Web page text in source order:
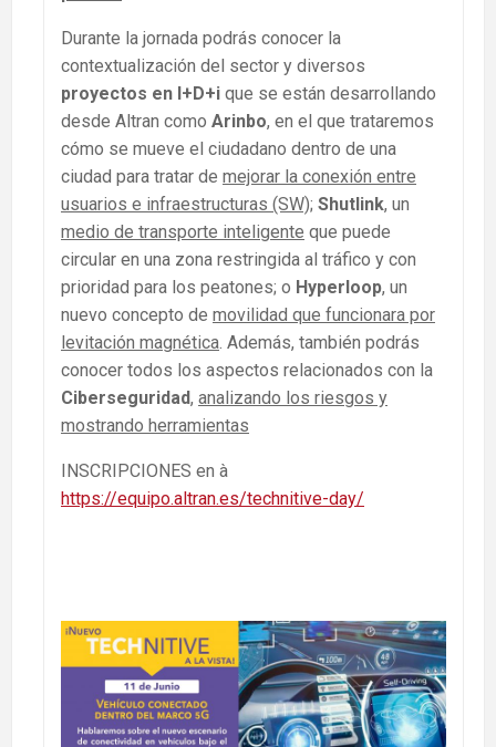
Durante la jornada podrás conocer la
contextualización del sector y diversos
proyectos en I+D+i que se están desarrollando
desde Altran como Arinbo, en el que trataremos
cómo se mueve el ciudadano dentro de una
ciudad para tratar de mejorar la conexión entre
usuarios e infraestructuras (SW); Shutlink, un
medio de transporte inteligente que puede
circular en una zona restringida al tráfico y con
prioridad para los peatones; o Hyperloop, un
nuevo concepto de movilidad que funcionara por
levitación magnética . Además, también podrás
conocer todos los aspectos relacionados con la
Ciberseguridad, analizando los riesgos y
mostrando herramientas
INSCRIPCIONES en à
https://equipo.altran.es/technitive-day/